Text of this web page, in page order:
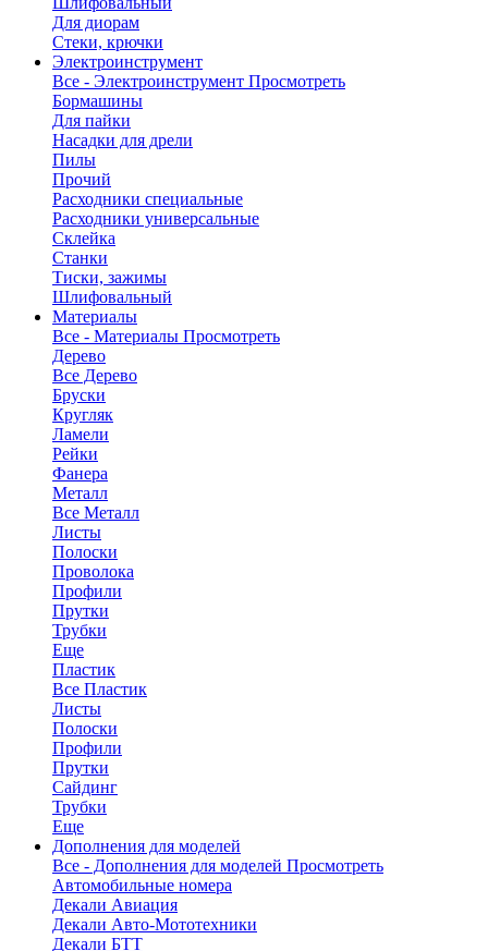
Для диорам
Стеки, крючки
Электроинструмент
Все - Электроинструмент Просмотреть
Бормашины
Для пайки
Насадки для дрели
Пилы
Прочий
Расходники специальные
Расходники универсальные
Склейка
Станки
Тиски, зажимы
Шлифовальный
Материалы
Все - Материалы Просмотреть
Дерево
Все Дерево
Бруски
Кругляк
Ламели
Рейки
Фанера
Металл
Все Металл
Листы
Полоски
Проволока
Профили
Прутки
Трубки
Еще
Пластик
Все Пластик
Листы
Полоски
Профили
Прутки
Сайдинг
Трубки
Еще
Дополнения для моделей
Все - Дополнения для моделей Просмотреть
Автомобильные номера
Декали Авиация
Декали Авто-Мототехники
Декали БТТ